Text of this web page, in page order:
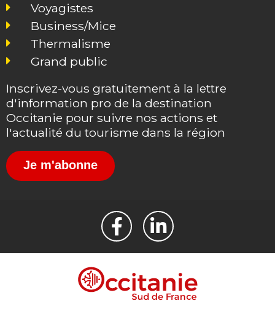
Voyagistes
Business/Mice
Thermalisme
Grand public
Inscrivez-vous gratuitement à la lettre
d'information pro de la destination
Occitanie pour suivre nos actions et
l'actualité du tourisme dans la région
Je m'abonne